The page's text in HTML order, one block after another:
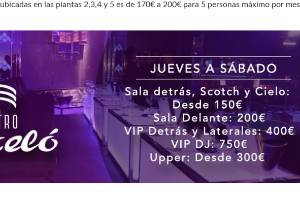
ubicadas en las plantas 2,3,4 y 5 es de 170€ a 200€ para 5 personas máximo por